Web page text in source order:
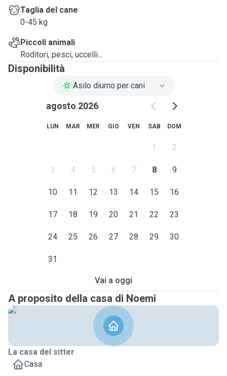
Taglia del cane
0-45 kg
Piccoli animali
Roditori, pesci, uccelli...
Disponibilità
Asilo diurno per cani
agosto 2026
LUN MAR MER GIO VEN SAB DOM
1 2
3 4 5 6 7 8 9
10 11 12 13 14 15 16
17 18 19 20 21 22 23
24 25 26 27 28 29 30
31
Vai a oggi
A proposito della casa di Noemi
La casa del sitter
Casa